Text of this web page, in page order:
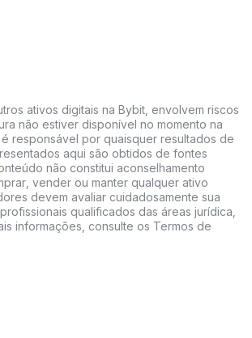
ativos digitais na Bybit, envolvem riscos
não estiver disponível no momento na
responsável por quaisquer resultados de
aqui são obtidos de fontes
não constitui aconselhamento
vender ou manter qualquer ativo
devem avaliar cuidadosamente sua
qualificados das áreas jurídica,
informações, consulte os Termos de